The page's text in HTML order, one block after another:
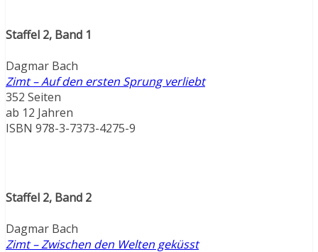
Staffel 2, Band 1
Dagmar Bach
Zimt – Auf den ersten Sprung verliebt
352 Seiten
ab 12 Jahren
ISBN 978-3-7373-4275-9
Staffel 2, Band 2
Dagmar Bach
Zimt – Zwischen den Welten geküsst